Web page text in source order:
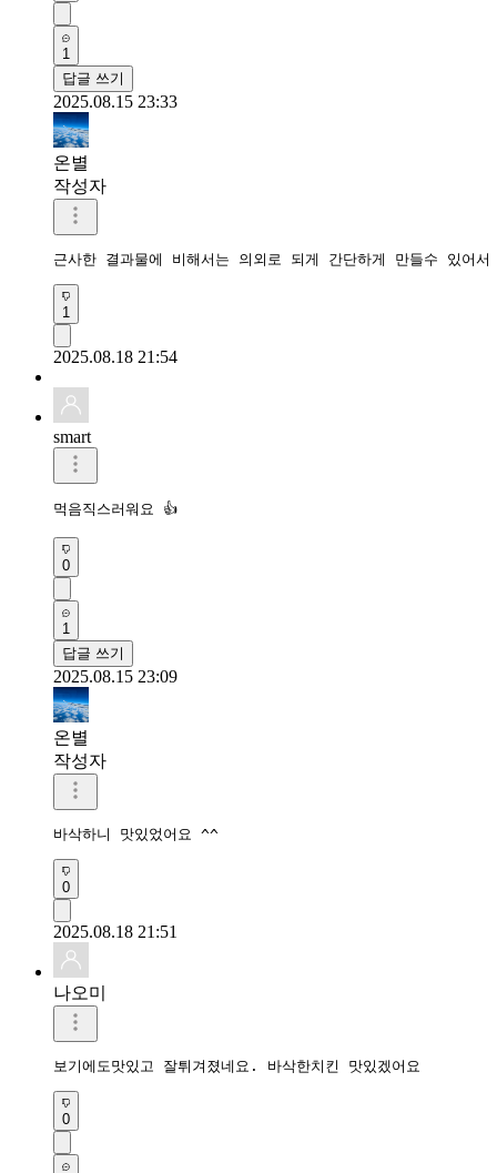
1
답글 쓰기
2025.08.15 23:33
온별
작성자
근사한 결과물에 비해서는 의외로 되게 간단하게 만들수 있어
1
2025.08.18 21:54
smart
먹음직스러워요 👍
0
1
답글 쓰기
2025.08.15 23:09
온별
작성자
바삭하니 맛있었어요 ^^
0
2025.08.18 21:51
나오미
보기에도맛있고 잘튀겨졌네요. 바삭한치킨 맛있겠어요
0